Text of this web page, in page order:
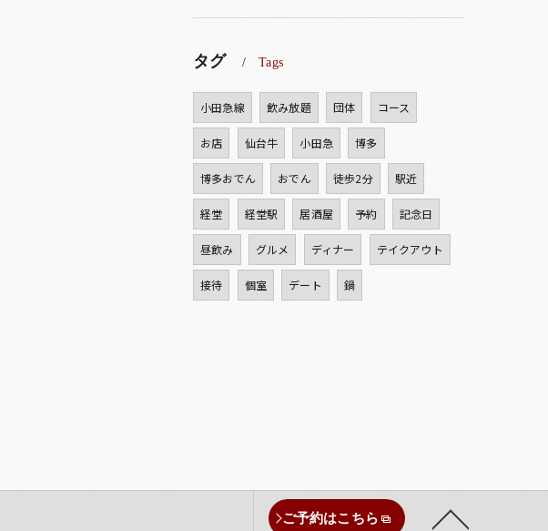
タグ Tags
小田急線 飲み放題 団体 コース
お店 仙台牛 小田急 博多
博多おでん おでん 徒歩2分 駅近
経堂 経堂駅 居酒屋 予約 記念日
昼飲み グルメ ディナー テイクアウト
接待 個室 デート 鍋
ご予約はこちら